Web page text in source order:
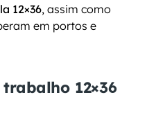
12×36, assim como
em portos e
12×36